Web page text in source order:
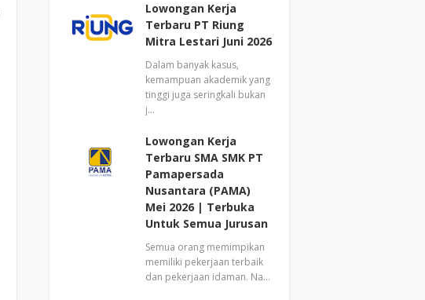
Lowongan Kerja
Terbaru PT Riung
Mitra Lestari Juni 2026
Dalam banyak kasus,
kemampuan akademik yang
tinggi juga seringkali bukan
j…
Lowongan Kerja
Terbaru SMA SMK PT
Pamapersada
Nusantara (PAMA)
Mei 2026 | Terbuka
Untuk Semua Jurusan
Semua orang memimpikan
memiliki pekerjaan terbaik
dan pekerjaan idaman. Na…